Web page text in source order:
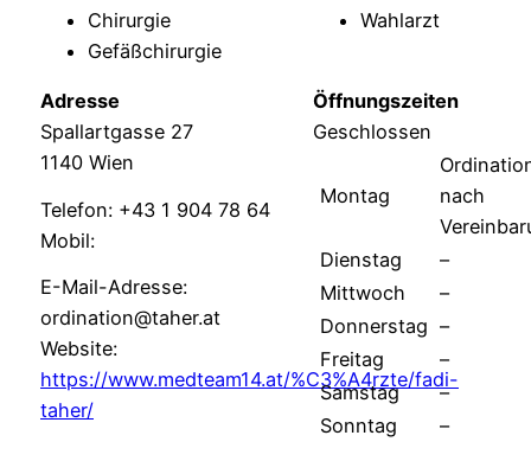
Chirurgie
Gefäßchirurgie
Wahlarzt
Adresse
Spallartgasse 27
1140 Wien
Telefon: +43 1 904 78 64
Mobil:
E-Mail-Adresse:
ordination@taher.at
Website:
https://www.medteam14.at/%C3%A4rzte/fadi-
taher/
Öffnungszeiten
Geschlossen
Montag
nach
Dienstag
–
Mittwoch
–
Donnerstag –
Freitag
–
Samstag
–
Sonntag
–